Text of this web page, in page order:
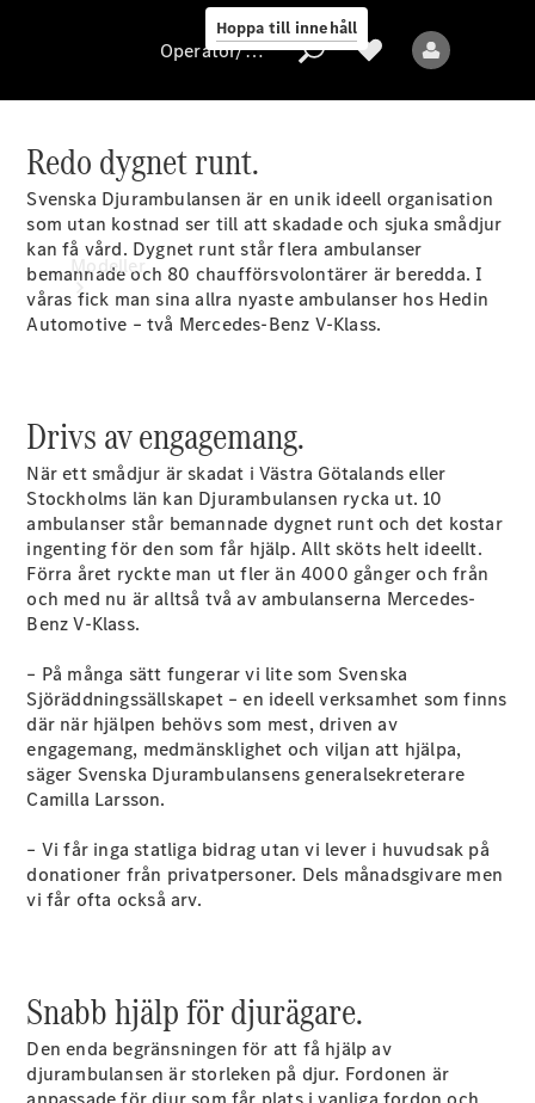
Hoppa till innehåll
Operatör/skydd
av
personuppgifter
Modeller
Alla modeller
Nya modeller
Elektriska modeller
Laddhybrid modeller
Sedan
Alla Sedan
CLA
C-Klass
Sedan
C-
Sedan
Sedan
Elektrisk
E-Klass
Operatör/skydd av personuppgifter
Redo dygnet runt.
Svenska Djurambulansen är en unik ideell organisation
som utan kostnad ser till att skadade och sjuka smådjur
kan få vård. Dygnet runt står flera ambulanser
bemannade och 80 chaufförsvolontärer är beredda. I
våras fick man sina allra nyaste ambulanser hos Hedin
Automotive – två Mercedes-Benz V-Klass.
Drivs av engagemang.
När ett smådjur är skadat i Västra Götalands eller
Stockholms län kan Djurambulansen rycka ut. 10
ambulanser står bemannade dygnet runt och det kostar
ingenting för den som får hjälp. Allt sköts helt ideellt.
Förra året ryckte man ut fler än 4000 gånger och från
och med nu är alltså två av ambulanserna Mercedes-
Benz V-Klass.
– På många sätt fungerar vi lite som Svenska
Sjöräddningssällskapet – en ideell verksamhet som finns
där när hjälpen behövs som mest, driven av
engagemang, medmänsklighet och viljan att hjälpa,
säger Svenska Djurambulansens generalsekreterare
Camilla Larsson.
– Vi får inga statliga bidrag utan vi lever i huvudsak på
donationer från privatpersoner. Dels månadsgivare men
vi får ofta också arv.
Snabb hjälp för djurägare.
Den enda begränsningen för att få hjälp av
djurambulansen är storleken på djur. Fordonen är